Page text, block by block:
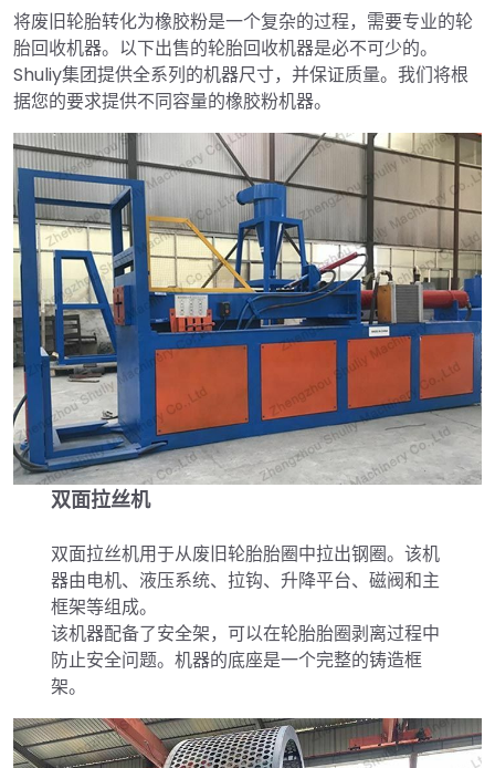
将废旧轮胎转化为橡胶粉是一个复杂的过程，需要专业的轮
胎回收机器。以下出售的轮胎回收机器是必不可少的。
Shuliy集团提供全系列的机器尺寸，并保证质量。我们将根
据您的要求提供不同容量的橡胶粉机器。
双面拉丝机
双面拉丝机用于从废旧轮胎胎圈中拉出钢圈。该机
器由电机、液压系统、拉钩、升降平台、磁阀和主
框架等组成。
该机器配备了安全架，可以在轮胎胎圈剥离过程中
防止安全问题。机器的底座是一个完整的铸造框
架。